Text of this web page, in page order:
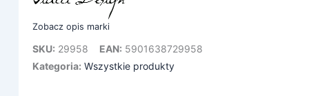
Zobacz opis marki
SKU: 29958 EAN: 5901638729958
Kategoria: Wszystkie produkty